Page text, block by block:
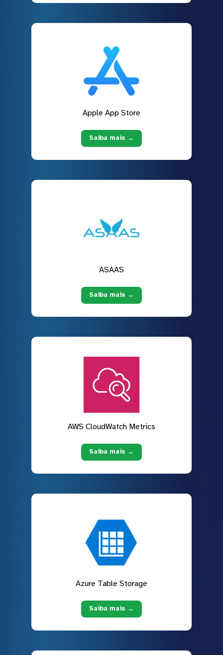
Apple App Store
Saiba mais →
ASAAS
Saiba mais →
AWS CloudWatch Metrics
Saiba mais →
Azure Table Storage
Saiba mais →